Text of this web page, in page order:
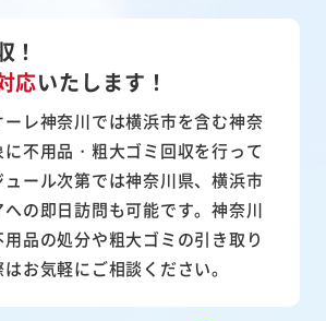
！
応いたします！
レ神奈川では横浜市を含む神奈
不用品・粗大ゴミ回収を行って
ール次第では神奈川県、横浜市
の即日訪問も可能です。神奈川
品の処分や粗大ゴミの引き取り
お気軽にご相談ください。